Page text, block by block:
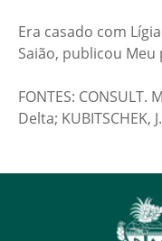
Era casado com
Saião, publicou Meu
FONTES: CONSULT.
Delta; KUBITSCHEK,